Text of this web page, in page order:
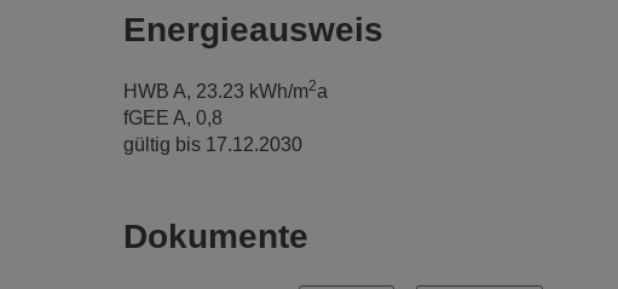
Energieausweis
HWB A, 23.23 kWh/m2a
fGEE A, 0,8
gültig bis 17.12.2030
Dokumente